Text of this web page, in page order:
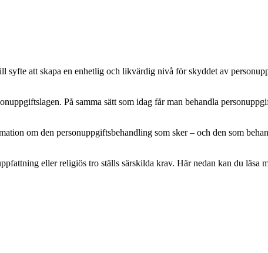
att skapa en enhetlig och likvärdig nivå för skyddet av
På samma sätt som idag får man behandla
om den personuppgiftsbehandling som sker – och den som
eller religiös tro ställs särskilda krav. Här nedan kan du läsa